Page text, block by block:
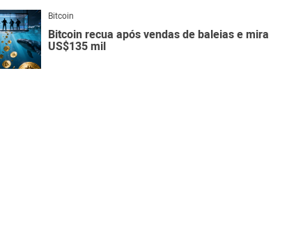
Bitcoin
Bitcoin recua após vendas de baleias e mira
US$135 mil